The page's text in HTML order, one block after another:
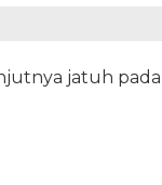
jatuh